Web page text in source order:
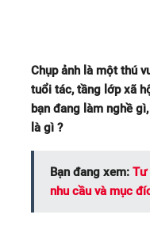
Chụp ảnh là một thú
tuổi tác, tầng lớp xã
bạn đang làm nghề
là gì ?
Bạn đang xem: Tư
nhu cầu và mục